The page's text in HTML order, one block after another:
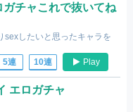
チャこれで抜いてね
sexしたいと思ったキャラを
5連
10連 Play
エロガチャ